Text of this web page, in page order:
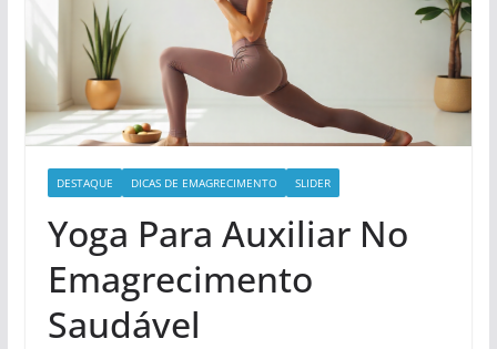
DESTAQUE DICAS DE EMAGRECIMENTO SLIDER
Yoga Para Auxiliar No
Emagrecimento
Saudável